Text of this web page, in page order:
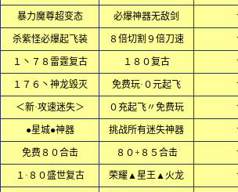
暴力魔尊超变态 必爆神器无敌剑
杀紫怪必爆起飞装 ８倍切割９倍刀速
１丶７８雷霆复古 １８０复古
１７６丶神龙毁灭 免费玩·０元起飞
＜新·攻速迷失＞ ０充起飞〃免费玩
●星城●神器 挑战所有迷失神器
免费８０合击 ８０+８５合击
１·８０盛世复古 荣耀▲星王▲火龙